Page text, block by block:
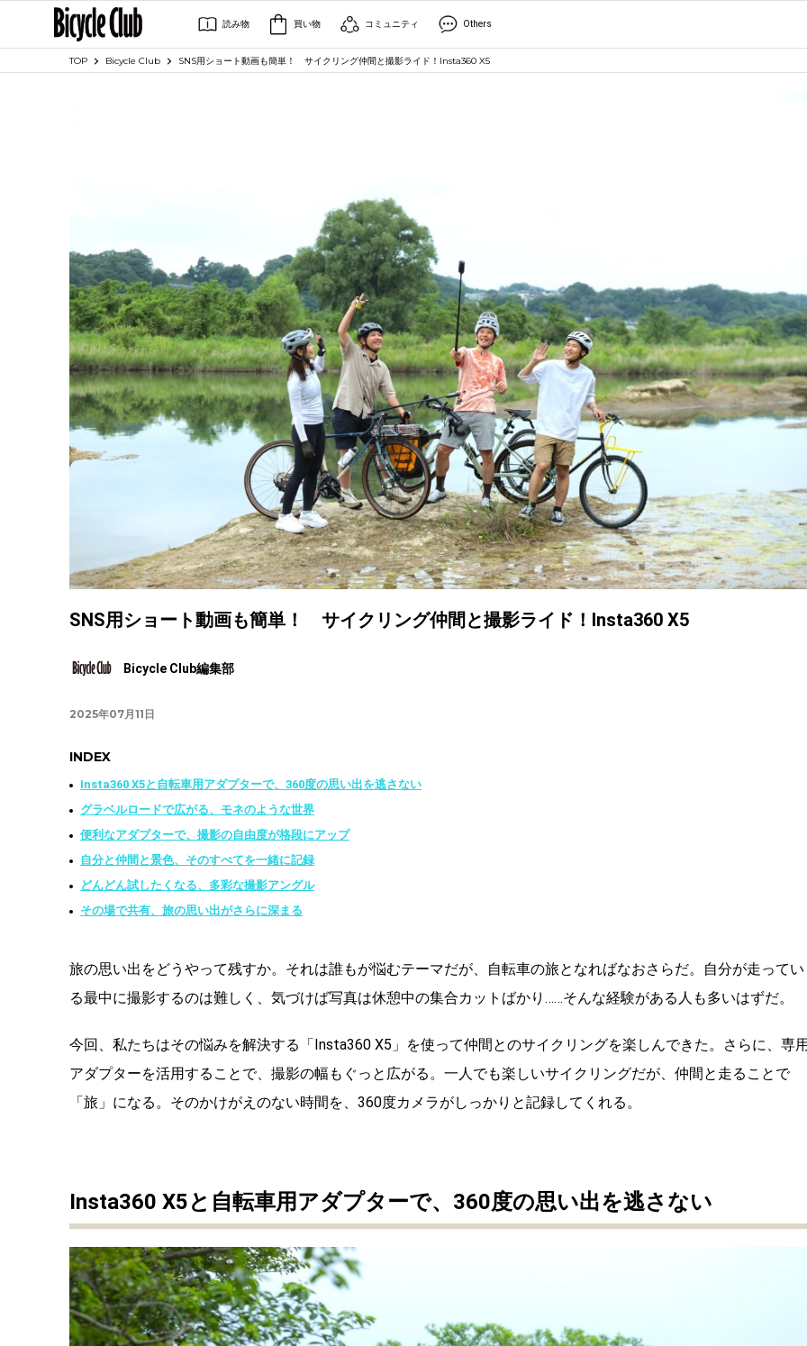
読み物 買い物 コミュニティ Others
TOP Bicycle Club SNS用ショート動画も簡単！ サイクリング仲間と撮影ライド！Insta360 X5
SNS用ショート動画も簡単！ サイクリング仲間と撮影ライド！Insta360 X5
Bicycle Club編集部
2025年07月11日
INDEX
Insta360 X5と自転車用アダプターで、360度の思い出を逃さない
グラベルロードで広がる、モネのような世界
便利なアダプターで、撮影の自由度が格段にアップ
自分と仲間と景色、そのすべてを一緒に記録
どんどん試したくなる、多彩な撮影アングル
その場で共有、旅の思い出がさらに深まる
旅の思い出をどうやって残すか。それは誰もが悩むテーマだが、自転車の旅となればなおさらだ。自分が走ってい
る最中に撮影するのは難しく、気づけば写真は休憩中の集合カットばかり……そんな経験がある人も多いはずだ。
今回、私たちはその悩みを解決する「Insta360 X5」を使って仲間とのサイクリングを楽しんできた。さらに、専
アダプターを活用することで、撮影の幅もぐっと広がる。一人でも楽しいサイクリングだが、仲間と走ることで
「旅」になる。そのかけがえのない時間を、360度カメラがしっかりと記録してくれる。
Insta360 X5と自転車用アダプターで、360度の思い出を逃さない